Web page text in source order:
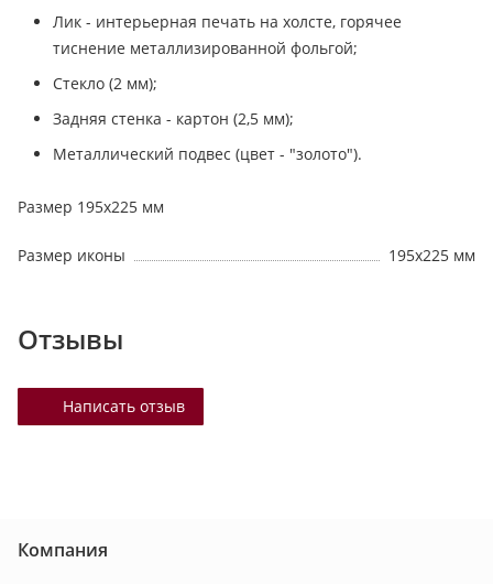
Лик - интерьерная печать на холсте, горячее
тиснение металлизированной фольгой;
Стекло (2 мм);
Задняя стенка - картон (2,5 мм);
Металлический подвес (цвет - "золото").
Размер 195х225 мм
Размер иконы 195х225 мм
Отзывы
Написать отзыв
Компания